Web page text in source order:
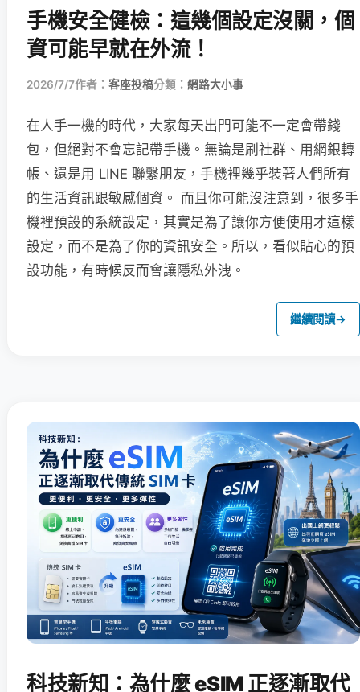
手機安全健檢：這幾個設定沒關，個
資可能早就在外流！
2026/7/7作者： 客座投稿分類： 網路大小事
在人手一機的時代，大家每天出門可能不一定會帶錢
包，但絕對不會忘記帶手機。無論是刷社群、用網銀轉
帳、還是用 LINE 聯繫朋友，手機裡幾乎裝著人們所有
的生活資訊跟敏感個資。 而且你可能沒注意到，很多手
機裡預設的系統設定，其實是為了讓你方便使用才這樣
設定，而不是為了你的資訊安全。所以，看似貼心的預
設功能，有時候反而會讓隱私外洩。
繼續閱讀→
科技新知：為什麼 eSIM 正逐漸取代